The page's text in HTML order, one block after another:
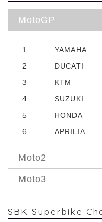
MotoGP
1 YAMAHA
2
DUCATI
3
KTM
4
SUZUKI
5
HONDA
6
APRILIA
Moto2
Moto3
SBK Superbike